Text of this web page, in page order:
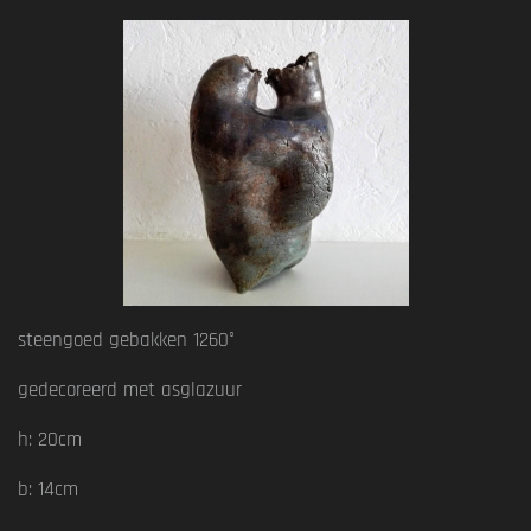
steengoed gebakken 1260°
gedecoreerd met asglazuur
h: 20cm
b: 14cm